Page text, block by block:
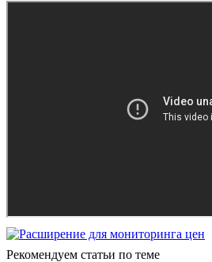
Рекомендуем статьи по теме